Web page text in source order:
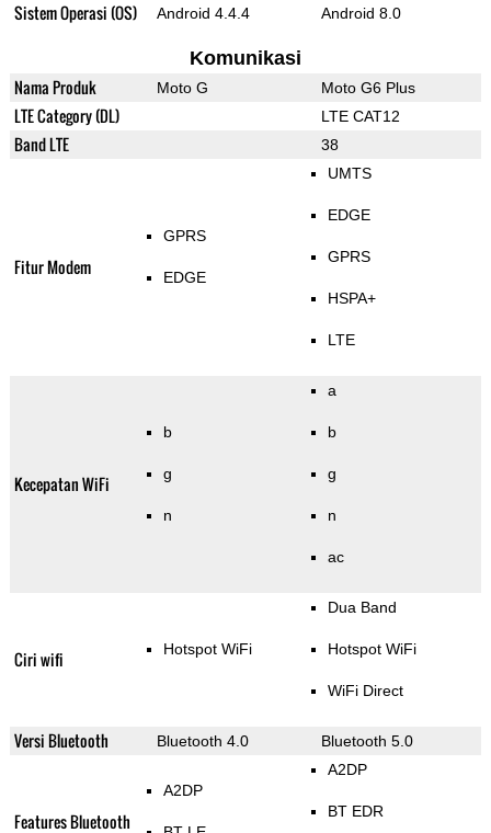
Sistem Operasi (OS) Android 4.4.4 Android 8.0
Komunikasi
Nama Produk Moto G Moto G6 Plus
LTE Category (DL) LTE CAT12
Band LTE 38
Fitur Modem
GPRS
EDGE
UMTS
EDGE
GPRS
HSPA+
LTE
Kecepatan WiFi
b
g
n
a
b
g
n
ac
Ciri wifi Hotspot WiFi
Dua Band
Hotspot WiFi
WiFi Direct
Versi Bluetooth Bluetooth 4.0 Bluetooth 5.0
Features Bluetooth
A2DP
A2DP
BT EDR